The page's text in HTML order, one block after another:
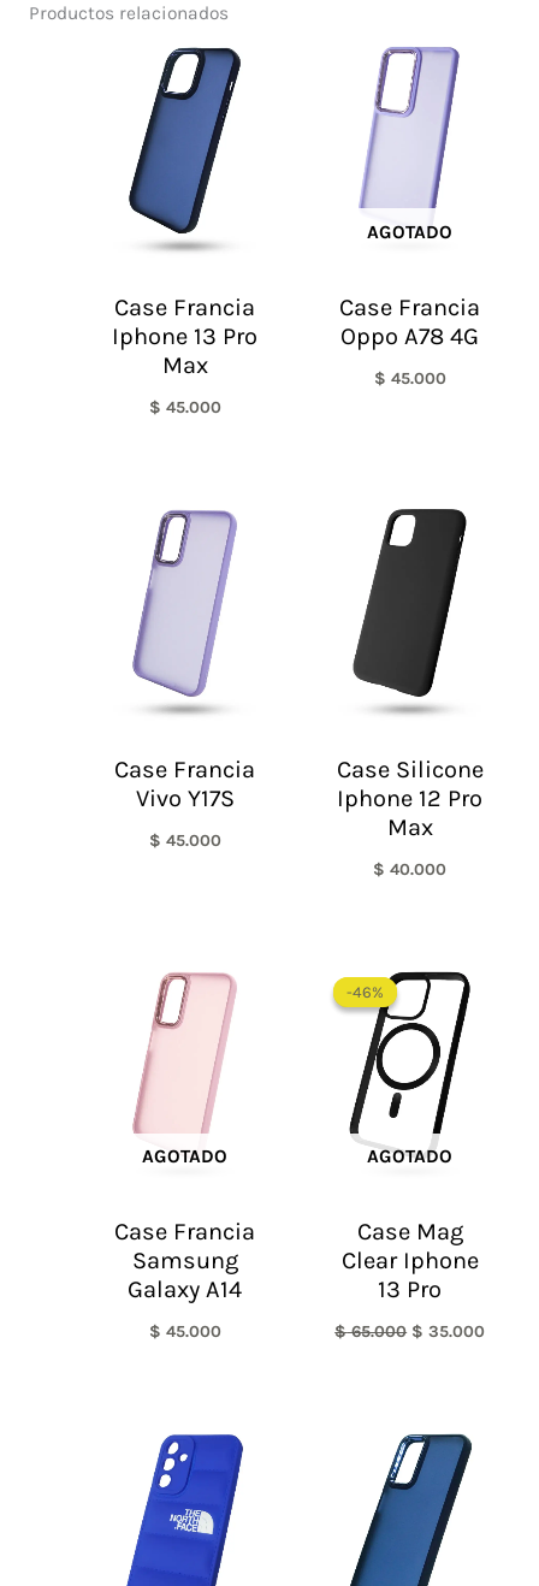
Productos relacionados
Case Francia
Iphone 13 Pro
Max
$ 45.000
AGOTADO
Case Francia
Oppo A78 4G
$ 45.000
Case Francia
Vivo Y17S
$ 45.000
Case Silicone
Iphone 12 Pro
Max
$ 40.000
AGOTADO
Case Francia
Samsung
Galaxy A14
$ 45.000
-46%
AGOTADO
-46%
Case Mag
Clear Iphone
13 Pro
$65.000
precio
original
era:
$ 65.000.
$ 35.000